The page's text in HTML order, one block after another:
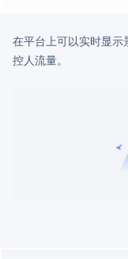
在平台上可以实时显
控人流量。